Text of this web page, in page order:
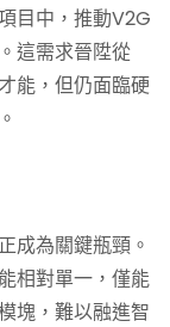
目中，推動V2G
這需求晉陞從
能，但仍面臨硬
成為關鍵瓶頸。
相對單一，僅能
塊，難以融進智